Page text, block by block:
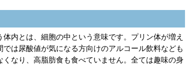
内とは、細胞の中という意味です。プリン体が増え
は尿酸値が気になる方向けのアルコール飲料なども
なり、高脂肪食も食べていません。全ては趣味の身